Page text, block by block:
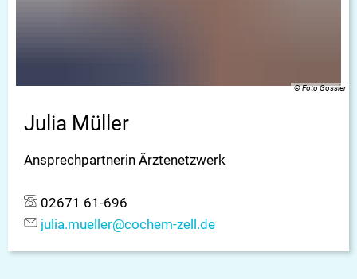
© Foto Gossler
Julia Müller
Ansprechpartnerin Ärztenetzwerk
02671 61-696
julia.mueller@cochem-zell.de